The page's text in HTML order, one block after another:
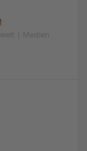
| Medien